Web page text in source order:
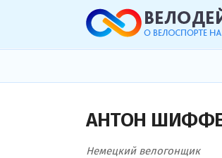
АНТОН
Немецкий велогонщик